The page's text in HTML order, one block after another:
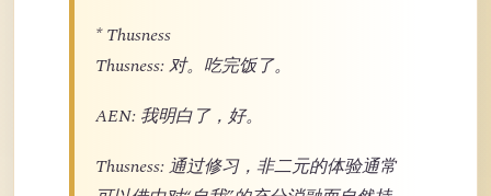
* Thusness
Thusness: 对。吃完饭了。
AEN: 我明白了，好。
Thusness: 通过修习，非二元的体验通常